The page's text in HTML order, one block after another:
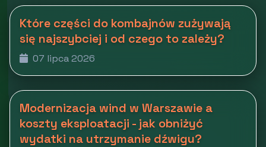
Które części do kombajnów zużywają
się najszybciej i od czego to zależy?
07 lipca 2026
Modernizacja wind w Warszawie a
koszty eksploatacji - jak obniżyć
wydatki na utrzymanie dźwigu?